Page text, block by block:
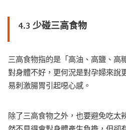
4.3 少碰三高食物
三高食物指的是「高油、高鹽、高
對身體不好，更何況是對孕婦來說
易刺激腸胃引起噁心感。
除了三高食物之外，也要避免吃太